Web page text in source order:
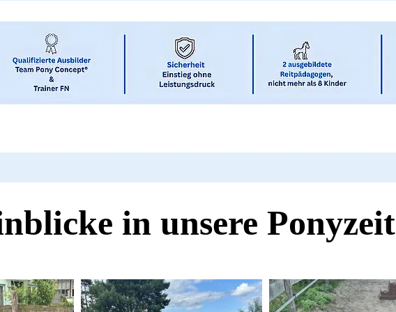
in unsere Ponyzeit